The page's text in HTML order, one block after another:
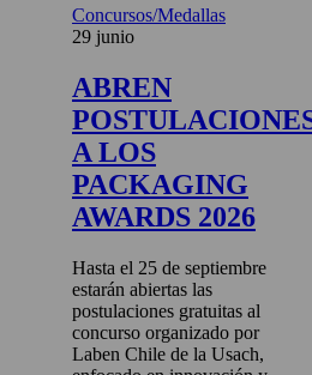
Concursos/Medallas
29 junio
ABREN
A LOS
PACKAGING
AWARDS 2026
Hasta el 25 de septiembre
estarán abiertas las
postulaciones gratuitas al
concurso organizado por
Laben Chile de la Usach,